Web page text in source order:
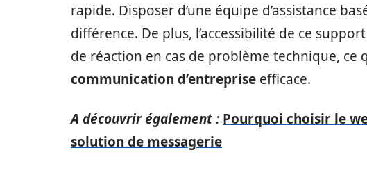
rapide. Disposer d’une équipe d’assistance
différence. De plus, l’accessibilité de ce
de réaction en cas de problème technique, ce
communication d’entreprise efficace.
A découvrir également : Pourquoi choisir le
solution de messagerie